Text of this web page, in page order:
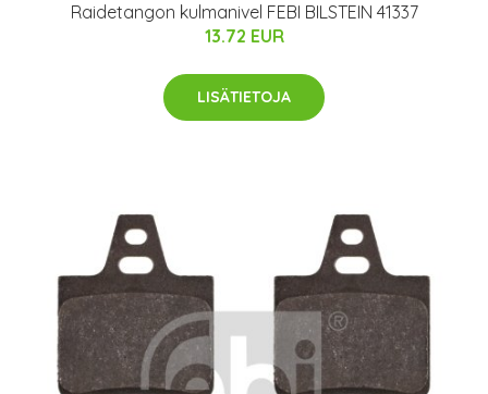
Raidetangon kulmanivel FEBI BILSTEIN 41337
13.72 EUR
LISÄTIETOJA